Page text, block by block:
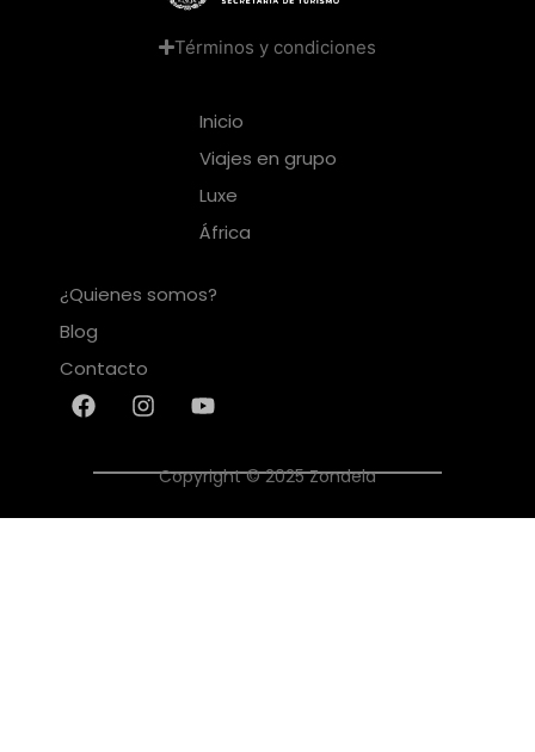
Términos y condiciones
Inicio
Viajes en grupo
Luxe
África
¿Quienes somos?
Blog
Contacto
Copyright © 2025 Zondela